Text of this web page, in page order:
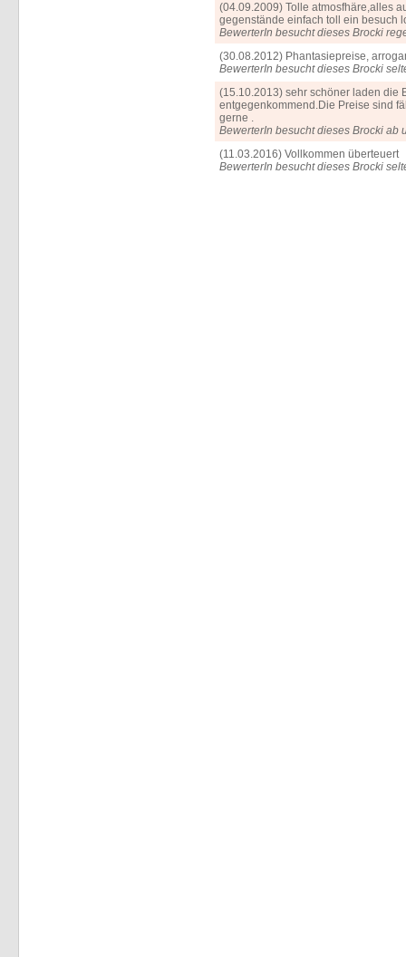
(04.09.2009) Tolle atmosfhäre,alles
gegenstände einfach toll ein besuch
BewerterIn besucht dieses Brocki
(30.08.2012) Phantasiepreise,
BewerterIn besucht dieses Brocki
(15.10.2013) sehr schöner laden die
entgegenkommend.Die Preise sind
gerne .
BewerterIn besucht dieses Brocki ab
(11.03.2016) Vollkommen überteuert
BewerterIn besucht dieses Brocki